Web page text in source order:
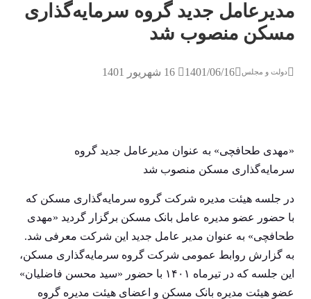
مدیرعامل جدید گروه سرمایه‌گذاری
مسکن منصوب شد
دولت و مجلس 1401/06/16 16 شهریور 1401
«مهدی طحافچی» به عنوان مدیرعامل جدید گروه
سرمایه‌گذاری مسکن منصوب شد
در جلسه هیئت مدیره شرکت گروه سرمایه‌گذاری مسکن که
با حضور عضو مدیره عامل بانک مسکن برگزار گردید «مهدی
طحافچی» به عنوان مدیر عامل جدید این شرکت معرفی شد.
به گزارش روابط عمومی شرکت گروه سرمایه‌گذاری مسکن،
این جلسه که در تیرماه ۱۴۰۱ با حضور «سید محسن فاضلیان»
عضو هیئت مدیره بانک مسکن و اعضای هیئت مدیره گروه